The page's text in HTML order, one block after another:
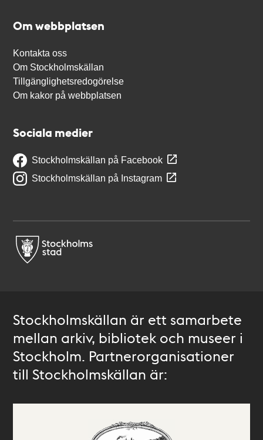
Om webbplatsen
Kontakta oss
Om Stockholmskällan
Tillgänglighetsredogörelse
Om kakor på webbplatsen
Sociala medier
Stockholmskällan på Facebook
Stockholmskällan på Instagram
Stockholmskällan är ett samarbete
mellan arkiv, bibliotek och museer i
Stockholm. Partnerorganisationer
till Stockholmskällan är: